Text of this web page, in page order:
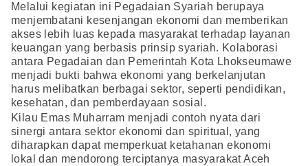
Melalui kegiatan ini Pegadaian Syariah berupaya
menjembatani kesenjangan ekonomi dan memberikan
akses lebih luas kepada masyarakat terhadap layanan
keuangan yang berbasis prinsip syariah. Kolaborasi
antara Pegadaian dan Pemerintah Kota Lhokseumawe
menjadi bukti bahwa ekonomi yang berkelanjutan
harus melibatkan berbagai sektor, seperti pendidikan,
kesehatan, dan pemberdayaan sosial.
Kilau Emas Muharram menjadi contoh nyata dari
sinergi antara sektor ekonomi dan spiritual, yang
diharapkan dapat memperkuat ketahanan ekonomi
lokal dan mendorong terciptanya masyarakat Aceh